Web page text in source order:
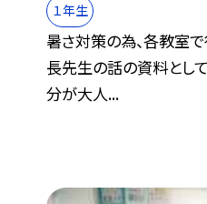
１年生
暑さ対策の為、各教室で
長先生の話の資料として
分が大人...